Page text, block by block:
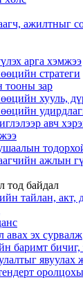
ажилтныг
арга хэмжээ
стратеги
тооны зар
хууль,
авч
ажлын
тод байдал
тайлан, акт,
авах эх сурвалж
баримт бичиг,
явуулах